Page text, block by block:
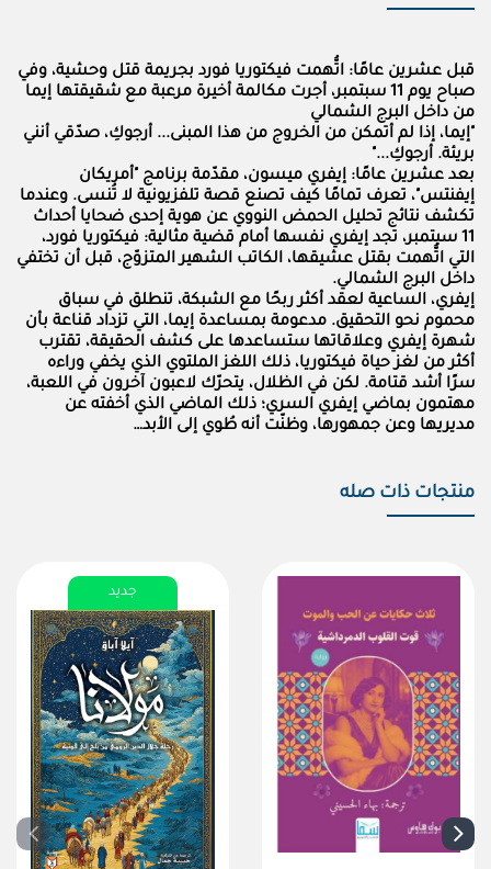
قبل عشرين عامًا: اتُّهمت فيكتوريا فورد بجريمة قتل وحشية، وفي
صباح يوم 11 سبتمبر، أجرت مكالمة أخيرة مرعبة مع شقيقتها إيما
من داخل البرج الشمالي
"إيما، إذا لم أتمكن من الخروج من هذا المبنى... أرجوكِ، صدّقي أنني
بريئة. أرجوكِ..."
بعد عشرين عامًا: إيفري ميسون، مقدّمة برنامج "أمريكان
إيفنتس"، تعرف تمامًا كيف تصنع قصة تلفزيونية لا تُنسى. وعندما
تكشف نتائج تحليل الحمض النووي عن هوية إحدى ضحايا أحداث
11 سبتمبر، تجد إيفري نفسها أمام قضية مثالية: فيكتوريا فورد،
التي اتُّهمت بقتل عشيقها، الكاتب الشهير المتزوّج، قبل أن تختفي
داخل البرج الشمالي.
إيفري، الساعية لعقد أكثر ربحًا مع الشبكة، تنطلق في سباق
محموم نحو التحقيق. مدعومة بمساعدة إيما، التي تزداد قناعة بأن
شهرة إيفري وعلاقاتها ستساعدها على كشف الحقيقة، تقترب
أكثر من لغز حياة فيكتوريا، ذلك اللغز الملتوي الذي يخفي وراءه
سرًا أشد قتامة. لكن في الظلال، يتحرّك لاعبون آخرون في اللعبة،
مهتمون بماضي إيفري السري؛ ذلك الماضي الذي أخفته عن
مديريها وعن جمهورها، وظنّت أنه طُوي إلى الأبد…
منتجات ذات صله
جديد